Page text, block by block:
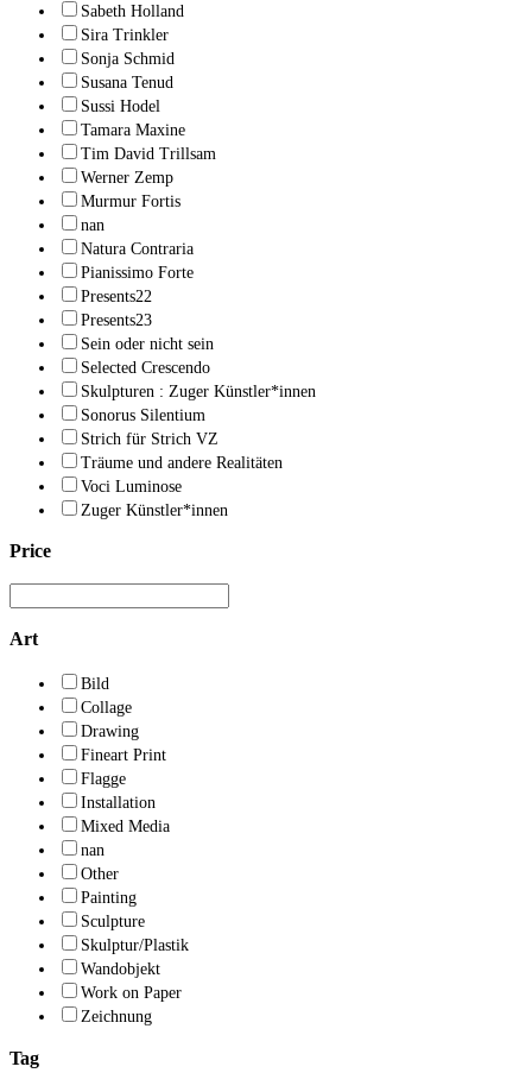
Sabeth Holland
Sira Trinkler
Sonja Schmid
Susana Tenud
Sussi Hodel
Tamara Maxine
Tim David Trillsam
Werner Zemp
Murmur Fortis
nan
Natura Contraria
Pianissimo Forte
Presents22
Presents23
Sein oder nicht sein
Selected Crescendo
Skulpturen : Zuger Künstler*innen
Sonorus Silentium
Strich für Strich VZ
Träume und andere Realitäten
Voci Luminose
Zuger Künstler*innen
Price
Art
Bild
Collage
Drawing
Fineart Print
Flagge
Installation
Mixed Media
nan
Other
Painting
Sculpture
Skulptur/Plastik
Wandobjekt
Work on Paper
Zeichnung
Tag